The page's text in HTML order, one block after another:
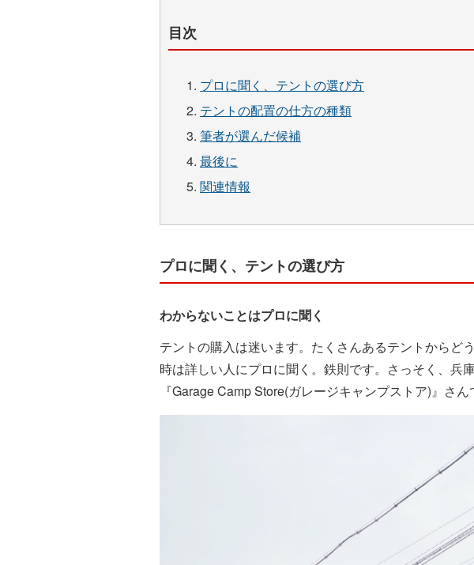
目次
プロに聞く、テントの選び方
テントの配置の仕方の種類
筆者が選んだ候補
最後に
関連情報
プロに聞く、テントの選び方
わからないことはプロに聞く
テントの購入は迷います。たくさんあるテントからど
時は詳しい人にプロに聞く。鉄則です。さっそく、兵
『Garage Camp Store(ガレージキャンプストア)』さ